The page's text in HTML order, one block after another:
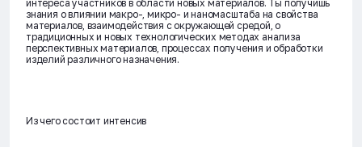
интереса участников в области новых материалов. Ты получишь
знания о влиянии макро-, микро- и наномасштаба на свойства
материалов, взаимодействия с окружающей средой, о
традиционных и новых технологических методах анализа
перспективных материалов, процессах получения и обработки
изделий различного назначения.
Из чего состоит интенсив